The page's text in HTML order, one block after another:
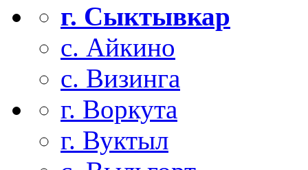
г. Сыктывкар
с. Айкино
с. Визинга
г. Воркута
г. Вуктыл